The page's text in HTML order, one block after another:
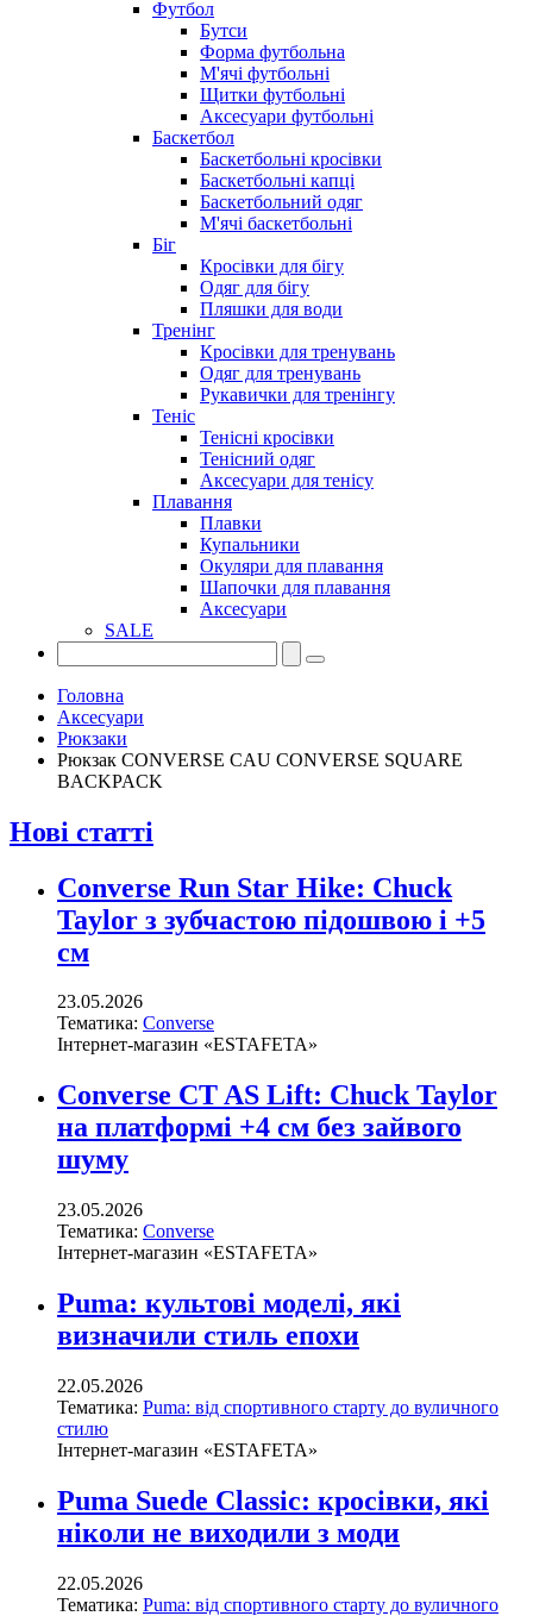
Футбол
Бутси
Форма футбольна
М'ячі футбольні
Щитки футбольні
Аксесуари футбольні
Баскетбол
Баскетбольні кросівки
Баскетбольні капці
Баскетбольний одяг
М'ячі баскетбольні
Біг
Кросівки для бігу
Одяг для бігу
Пляшки для води
Тренінг
Кросівки для тренувань
Одяг для тренувань
Рукавички для тренінгу
Теніс
Тенісні кросівки
Тенісний одяг
Аксесуари для тенісу
Плавання
Плавки
Купальники
Окуляри для плавання
Шапочки для плавання
Аксесуари
SALE
Головна
Аксесуари
Рюкзаки
Рюкзак CONVERSE CAU CONVERSE SQUARE
BACKPACK
Нові статті
Converse Run Star Hike: Chuck
Taylor з зубчастою підошвою і +5
см
23.05.2026
Тематика: Converse
Інтернет-магазин «ESTAFETA»
Converse CT AS Lift: Chuck Taylor
на платформі +4 см без зайвого
шуму
23.05.2026
Тематика: Converse
Інтернет-магазин «ESTAFETA»
Puma: культові моделі, які
визначили стиль епохи
22.05.2026
Тематика: Puma: від спортивного старту до вуличного
стилю
Інтернет-магазин «ESTAFETA»
Puma Suede Classic: кросівки, які
ніколи не виходили з моди
22.05.2026
Тематика: Puma: від спортивного старту до вуличного